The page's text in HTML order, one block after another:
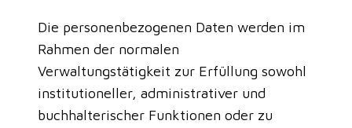
Die personenbezogenen Daten werden im
Rahmen der normalen
Verwaltungstätigkeit zur Erfüllung sowohl
institutioneller, administrativer und
buchhalterischer Funktionen oder zu